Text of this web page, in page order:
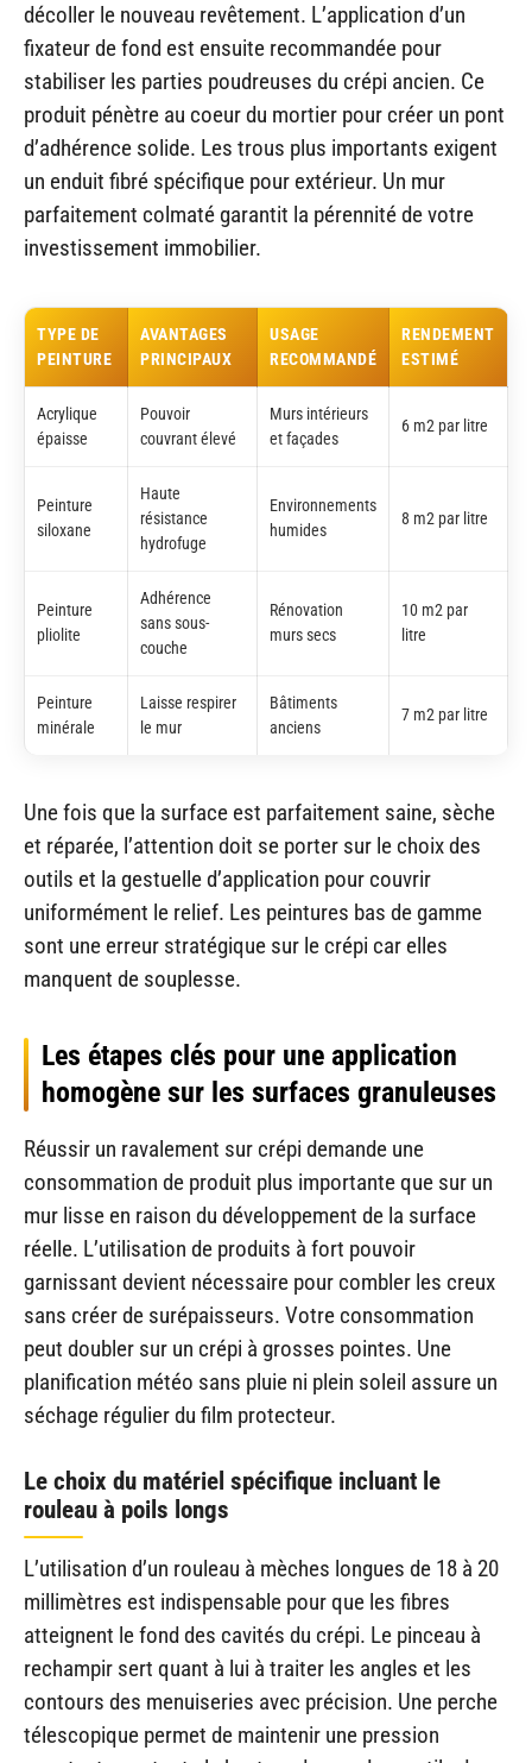
décoller le nouveau revêtement. L’application d’un
fixateur de fond est ensuite recommandée pour
stabiliser les parties poudreuses du crépi ancien. Ce
produit pénètre au coeur du mortier pour créer un pont
d’adhérence solide. Les trous plus importants exigent
un enduit fibré spécifique pour extérieur. Un mur
parfaitement colmaté garantit la pérennité de votre
investissement immobilier.
TYPE DE
PEINTURE
AVANTAGES
PRINCIPAUX
USAGE
RECOMMANDÉ
RENDEMENT
ESTIMÉ
Acrylique
épaisse
Pouvoir
couvrant élevé
Murs intérieurs
et façades
6 m2 par litre
Peinture
siloxane
Haute
résistance
hydrofuge
Environnements
humides
8 m2 par litre
Peinture
pliolite
Adhérence
sans sous-
couche
Rénovation
murs secs
10 m2 par
litre
Peinture
minérale
Laisse respirer
le mur
Bâtiments
anciens
7 m2 par litre
Une fois que la surface est parfaitement saine, sèche
et réparée, l’attention doit se porter sur le choix des
outils et la gestuelle d’application pour couvrir
uniformément le relief. Les peintures bas de gamme
sont une erreur stratégique sur le crépi car elles
manquent de souplesse.
Les étapes clés pour une application
homogène sur les surfaces granuleuses
Réussir un ravalement sur crépi demande une
consommation de produit plus importante que sur un
mur lisse en raison du développement de la surface
réelle. L’utilisation de produits à fort pouvoir
garnissant devient nécessaire pour combler les creux
sans créer de surépaisseurs. Votre consommation
peut doubler sur un crépi à grosses pointes. Une
planification météo sans pluie ni plein soleil assure un
séchage régulier du film protecteur.
Le choix du matériel spécifique incluant le
rouleau à poils longs
L’utilisation d’un rouleau à mèches longues de 18 à 20
millimètres est indispensable pour que les fibres
atteignent le fond des cavités du crépi. Le pinceau à
rechampir sert quant à lui à traiter les angles et les
contours des menuiseries avec précision. Une perche
télescopique permet de maintenir une pression